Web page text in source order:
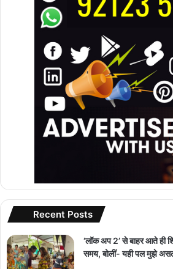
Recent Posts
‘लॉक अप 2’ से बाहर आते ही
समय, बोलीं- यही पल मुझे